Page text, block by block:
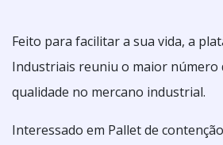
Feito para facilitar a sua vida, a
Industriais reuniu o maior número
qualidade no mercano industrial.
Interessado em Pallet de